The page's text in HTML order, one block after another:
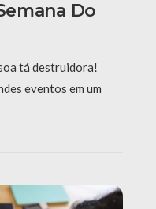
Do
tá destruidora!
eventos em um